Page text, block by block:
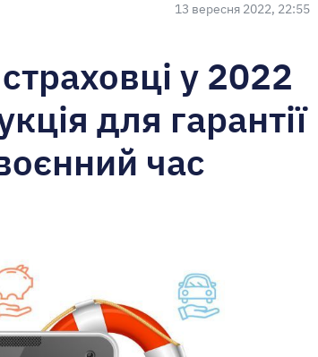
13 вересня 2022, 22:55
у 2022
для гарантії
час